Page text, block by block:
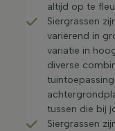
altijd op te
Siergrassen
variërend in
variatie in
diverse
tussen die bij
Siergrassen